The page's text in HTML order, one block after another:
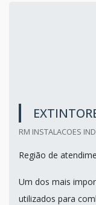
RM INSTALACOES
Região de
Um dos mais
utilizados para